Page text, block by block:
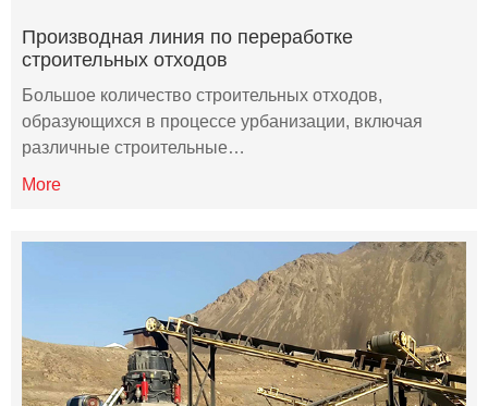
Производная линия по переработке
строительных отходов
Большое количество строительных отходов,
образующихся в процессе урбанизации, включая
различные строительные…
More